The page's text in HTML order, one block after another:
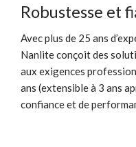
Robustesse et
Avec plus de 25 ans
Nanlite conçoit des
aux exigences
ans (extensible à 3 ans
confiance et de